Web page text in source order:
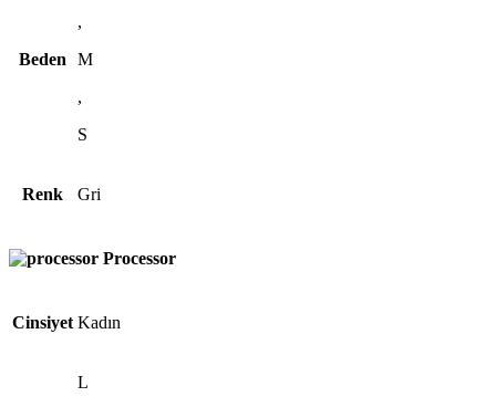
Beden
,
M
,
S
Renk Gri
Processor
Cinsiyet Kadın
L